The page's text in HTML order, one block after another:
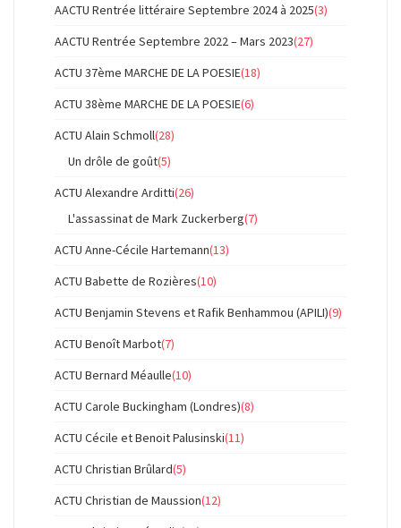
AACTU Rentrée littéraire Septembre 2024 à 2025(3)
AACTU Rentrée Septembre 2022 – Mars 2023(27)
ACTU 37ème MARCHE DE LA POESIE(18)
ACTU 38ème MARCHE DE LA POESIE(6)
ACTU Alain Schmoll(28)
Un drôle de goût(5)
ACTU Alexandre Arditti(26)
L'assassinat de Mark Zuckerberg(7)
ACTU Anne-Cécile Hartemann(13)
ACTU Babette de Rozières(10)
ACTU Benjamin Stevens et Rafik Benhammou (APILI)(9)
ACTU Benoît Marbot(7)
ACTU Bernard Méaulle(10)
ACTU Carole Buckingham (Londres)(8)
ACTU Cécile et Benoit Palusinski(11)
ACTU Christian Brûlard(5)
ACTU Christian de Maussion(12)